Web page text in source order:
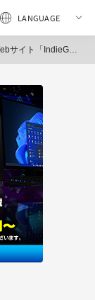
「Epic MegaGrants」に採択（ヘッドハイ）